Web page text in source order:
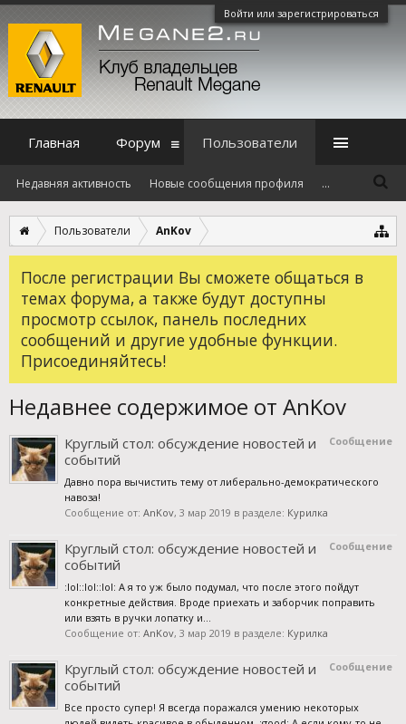
Войти или зарегистрироваться
Пользователи AnKov
После регистрации Вы сможете общаться в
темах форума, а также будут доступны
просмотр ссылок, панель последних
сообщений и другие удобные функции.
Присоединяйтесь!
Недавнее содержимое от AnKov
Сообщение
Круглый стол: обсуждение новостей и
событий
Давно пора вычистить тему от либерально-демократического
навоза!
Сообщение от: AnKov, 3 мар 2019 в разделе: Курилка
Сообщение
Круглый стол: обсуждение новостей и
событий
:lol::lol::lol: А я то уж было подумал, что после этого пойдут
конкретные действия. Вроде приехать и заборчик поправить
или взять в ручки лопатку и...
Сообщение от: AnKov, 3 мар 2019 в разделе: Курилка
Сообщение
Круглый стол: обсуждение новостей и
событий
Все просто супер! Я всегда поражался умению некоторых
Главная Форум Пользователи
Недавняя активность Новые сообщения профиля ...